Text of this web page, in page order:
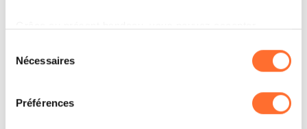
à l’exception des cookies strictement nécessaires au
fonctionnement du site. Une description des différents
cookies est accessible sous l’onglet « Détails » ci-
dessus.
Nécessaires
Préférences